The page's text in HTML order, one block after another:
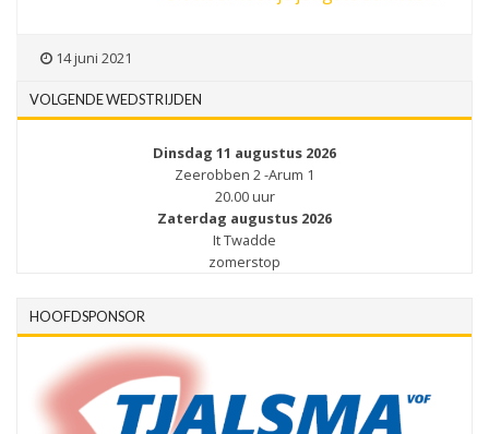
14 juni 2021
VOLGENDE WEDSTRIJDEN
Dinsdag 11 augustus 2026
Zeerobben 2 -Arum 1
20.00 uur
Zaterdag augustus 2026
It Twadde
zomerstop
HOOFDSPONSOR